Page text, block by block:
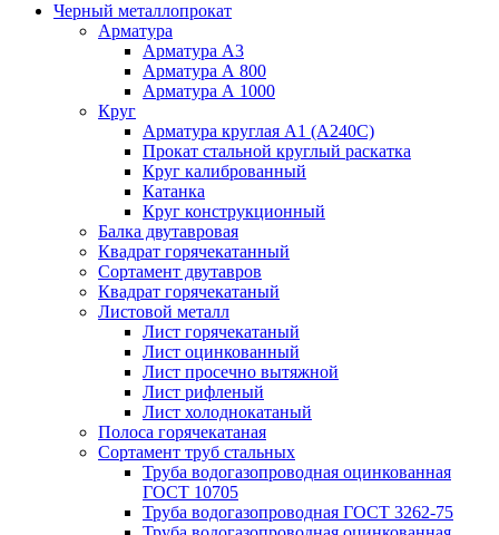
Черный металлопрокат
Арматура
Арматура А3
Арматура А 800
Арматура А 1000
Круг
Арматура круглая А1 (А240C)
Прокат стальной круглый раскатка
Круг калиброванный
Катанка
Круг конструкционный
Балка двутавровая
Квадрат горячекатанный
Сортамент двутавров
Квадрат горячекатаный
Листовой металл
Лист горячекатаный
Лист оцинкованный
Лист просечно вытяжной
Лист рифленый
Лист холоднокатаный
Полоса горячекатаная
Сортамент труб стальных
Труба водогазопроводная оцинкованная
ГОСТ 10705
Труба водогазопроводная ГОСТ 3262-75